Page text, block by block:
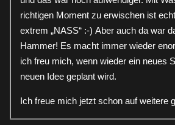
richtigen Moment zu erwischen ist
extrem „NASS“ :-) Aber auch da war
Hammer! Es macht immer wieder
ich freu mich, wenn wieder ein neues
neuen Idee geplant wird.
Ich freue mich jetzt schon auf weitere